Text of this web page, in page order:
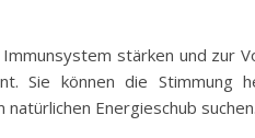
stärken und zur
Sie können die Stimmung
Energieschub suchen.